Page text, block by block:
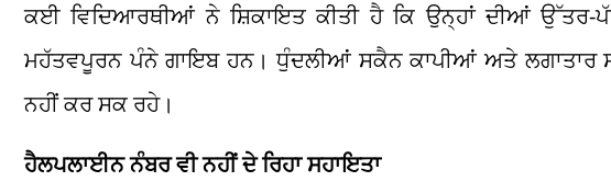
ਕਈ ਵਿਦਿਆਰਥੀਆਂ ਨੇ ਸ਼ਿਕਾਇਤ ਕੀਤੀ ਹੈ ਕਿ ਉਨ੍ਹਾਂ ਦੀਆਂ
ਮਹੱਤਵਪੂਰਨ ਪੰਨੇ ਗਾਇਬ ਹਨ। ਧੁੰਦਲੀਆਂ ਸਕੈਨ ਕਾਪੀਆਂ ਅਤੇ ਲਗਾਤਾਰ
ਨਹੀਂ ਕਰ ਸਕ ਰਹੇ।
ਹੈਲਪਲਾਈਨ ਨੰਬਰ ਵੀ ਨਹੀਂ ਦੇ ਰਿਹਾ ਸਹਾਇਤਾ